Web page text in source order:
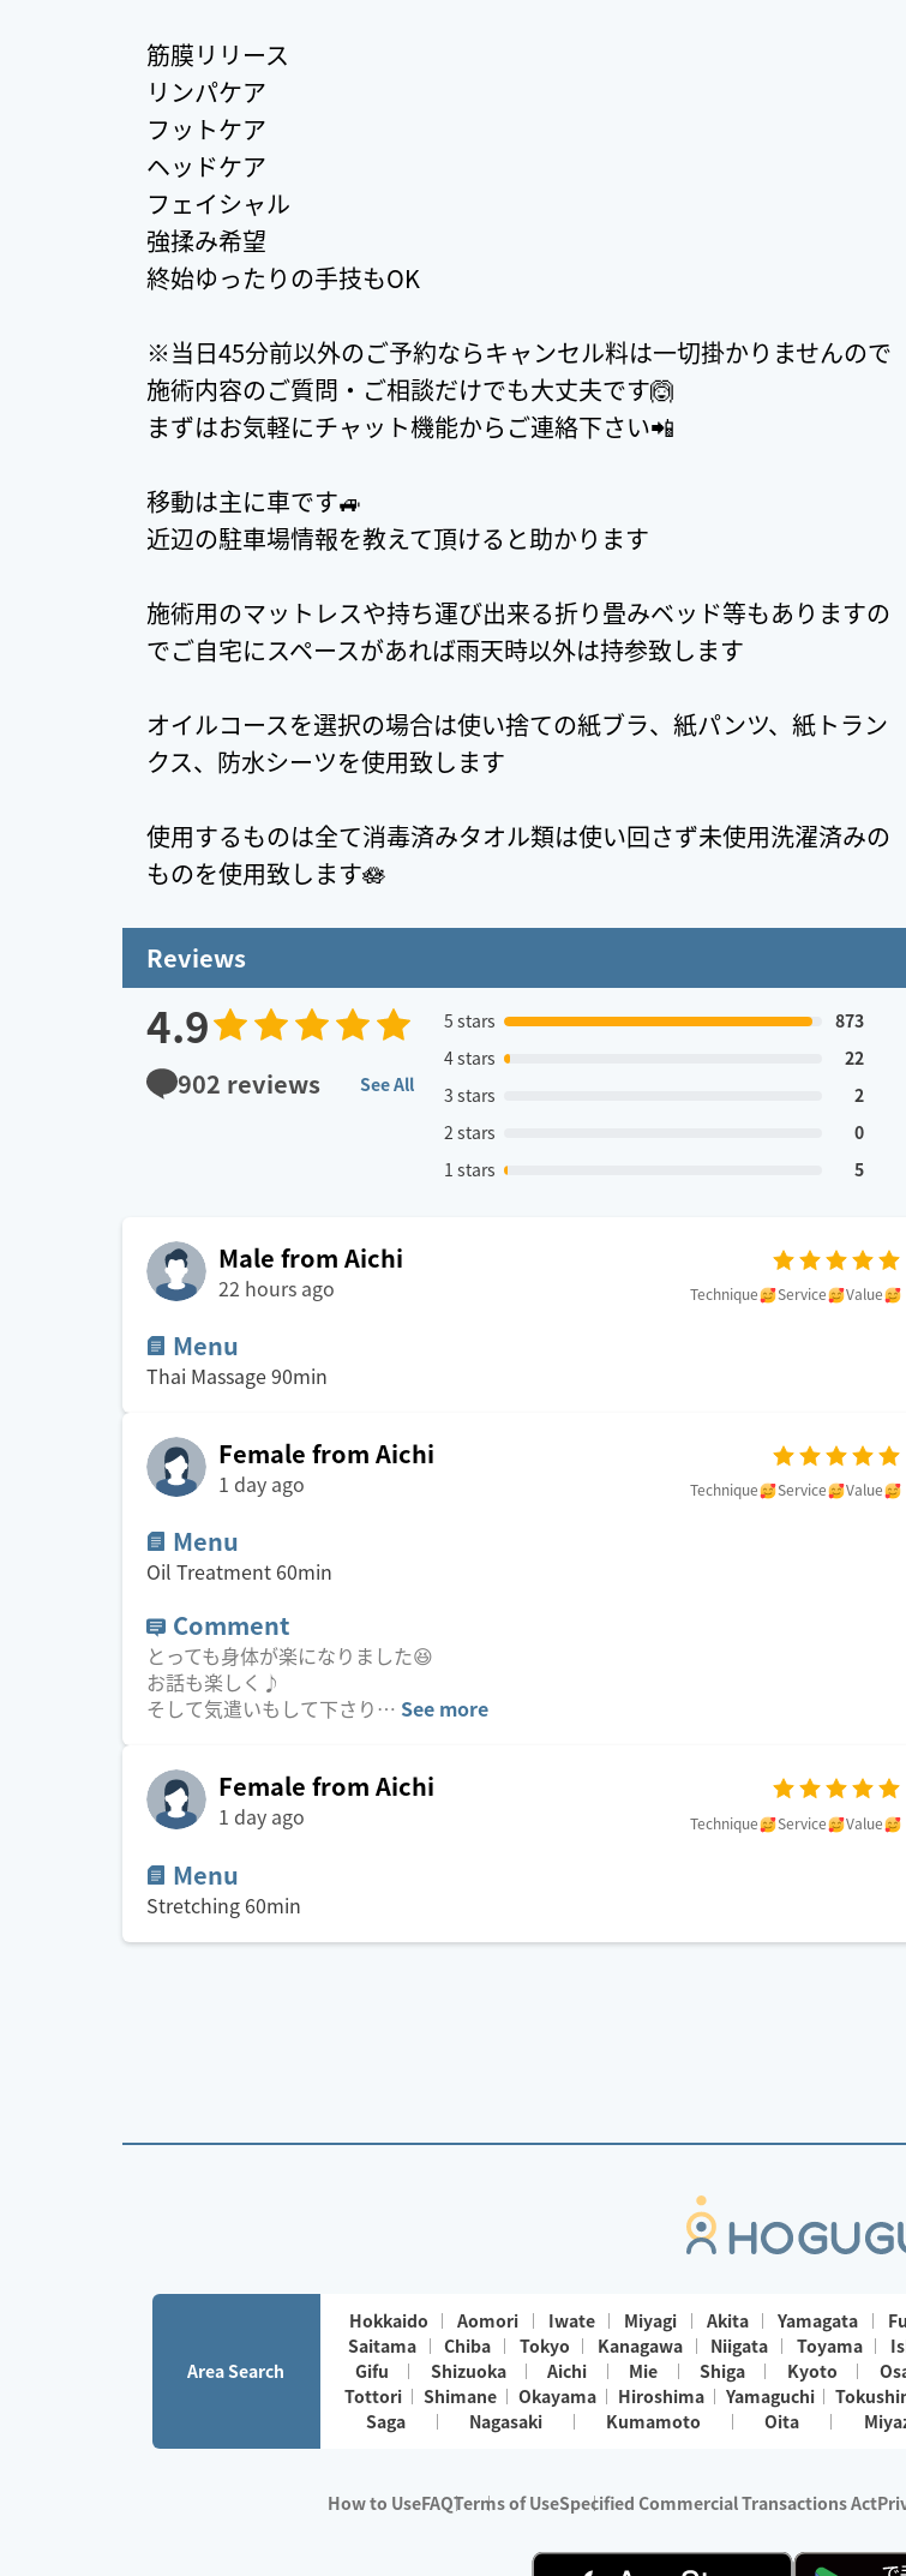
筋膜リリース
リンパケア
フットケア
ヘッドケア
フェイシャル
強揉み希望
終始ゆったりの手技もOK
※当日45分前以外のご予約ならキャンセル料は一切掛かりませんので
施術内容のご質問・ご相談だけでも大丈夫です🙆
まずはお気軽にチャット機能からご連絡下さい📲
移動は主に車です🚙
近辺の駐車場情報を教えて頂けると助かります
施術用のマットレスや持ち運び出来る折り畳みベッド等もありますの
でご自宅にスペースがあれば雨天時以外は持参致します
オイルコースを選択の場合は使い捨ての紙ブラ、紙パンツ、紙トラン
クス、防水シーツを使用致します
使用するものは全て消毒済みタオル類は使い回さず未使用洗濯済みの
ものを使用致します🪷
Reviews
4.9
902 reviews See All
5 stars
873
4 stars
22
3 stars
2
2 stars
0
1 stars
5
Male from Aichi
22 hours ago Technique Service Value
Menu
Thai Massage90min
Female from Aichi
1 day ago Technique Service Value
Menu
Oil Treatment 60min
Comment
とっても身体が楽になりました😆
お話も楽しく♪
そして気遣いもして下さり… See more
Female from Aichi
1 day ago Technique Service Value
Menu
Stretching 60min
Area Search
Hokkaido Aomori Iwate Miyagi Akita Yamagata
Saitama
Chiba Tokyo Kanagawa Niigata Toyama
Gifu
Shizuoka Aichi Mie Shiga Kyoto
Tottori
Shimane Okayama Hiroshima Yamaguchi
Saga
Nagasaki Kumamoto Oita
How to UseFAQTerms of UseSpecified Commercial Transactions Act